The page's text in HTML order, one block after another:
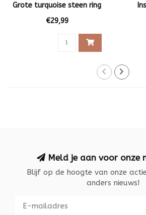
Grote turquoise steen ring
€29,99
Meld je aan voor onze
Blijf op de hoogte van onze
anders nieuws!